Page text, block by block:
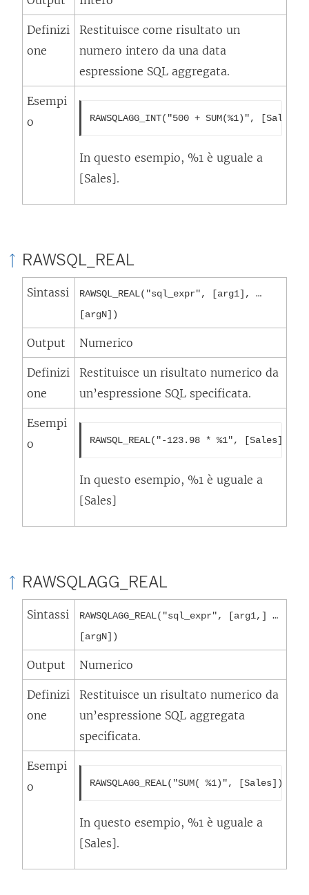
Definizi
one
Restituisce come risultato un
numero intero da una data
espressione SQL aggregata.
Esempi
o
RAWSQLAGG_INT("500 + SUM(%1)", [Sales])
In questo esempio, %1 è uguale a
[Sales].
RAWSQL_REAL
Sintassi
RAWSQL_REAL("sql_expr", [arg1], …
[argN])
Output Numerico
Definizi
one
Restituisce un risultato numerico da
un’espressione SQL specificata.
Esempi
o
RAWSQL_REAL("-123.98 * %1", [Sales])
In questo esempio, %1 è uguale a
[Sales]
RAWSQLAGG_REAL
Sintassi
RAWSQLAGG_REAL("sql_expr", [arg1,] …
[argN])
Output Numerico
Definizi
one
Restituisce un risultato numerico da
un’espressione SQL aggregata
specificata.
Esempi
o
RAWSQLAGG_REAL("SUM( %1)", [Sales])
In questo esempio, %1 è uguale a
[Sales].